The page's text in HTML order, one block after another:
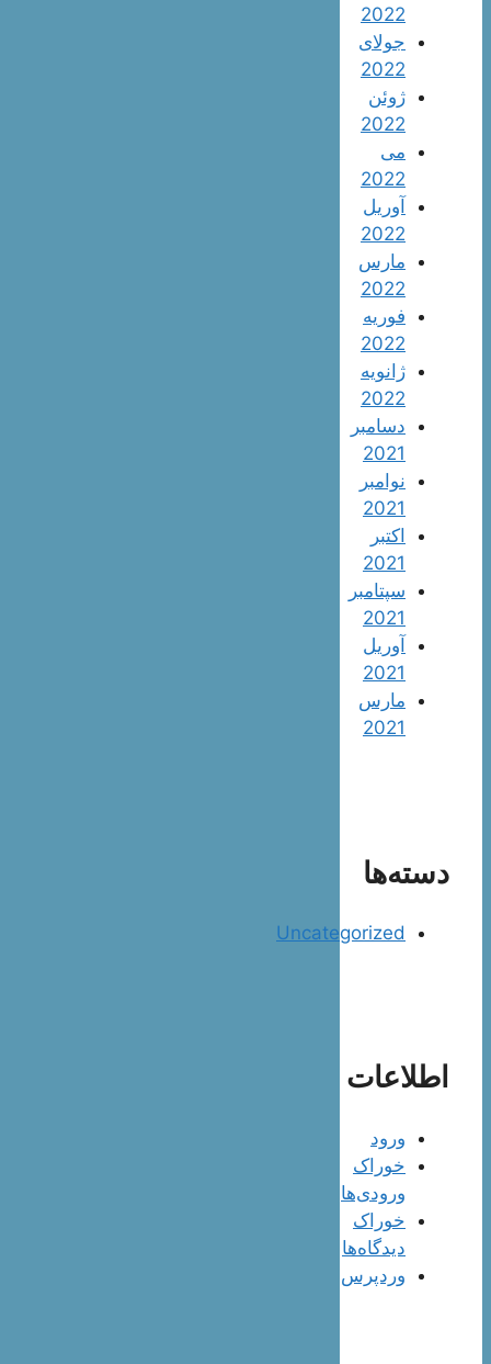
2022
جولای
2022
ژوئن
2022
می
2022
آوریل
2022
مارس
2022
فوریه
2022
ژانویه
2022
دسامبر
2021
نوامبر
2021
اکتبر
2021
سپتامبر
2021
آوریل
2021
مارس
2021
دسته‌ها
Uncategorized
اطلاعات
ورود
خوراک
ورودی‌ها
خوراک
دیدگاه‌ها
وردپرس